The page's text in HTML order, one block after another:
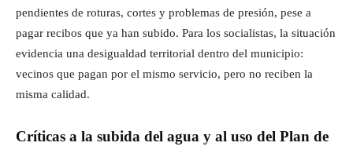
pendientes de roturas, cortes y problemas de presión, pese a
pagar recibos que ya han subido. Para los socialistas, la situación
evidencia una desigualdad territorial dentro del municipio:
vecinos que pagan por el mismo servicio, pero no reciben la
misma calidad.
Críticas a la subida del agua y al uso del Plan de